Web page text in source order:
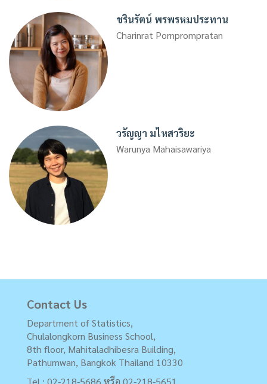
ชรินรัตน์ พรพรหมประทาน
Charinrat Pornprompratan
วรัญญา มไหสวริยะ
Warunya Mahaisawariya
Contact Us
Department of Statistics,
Chulalongkorn Business School,
8th floor, Mahitaladhibesra Building,
Pathumwan, Bangkok Thailand 10330
Tel : 02-218-5686 หรือ 02-218-5651